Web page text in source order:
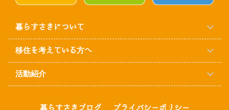
暮らすさきについて
移住を考えている方へ
活動紹介
暮らすさきブログ プライバシーポリシー